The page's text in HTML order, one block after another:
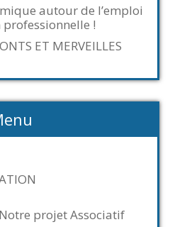
autour de l’emploi
professionnelle !
ET MERVEILLES
projet Associatif